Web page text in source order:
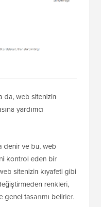
da, web sitenizin
yardımcı
denir ve bu, web
kontrol eden bir
sitenizin kıyafeti gibi
renkleri,
genel tasarımı belirler.